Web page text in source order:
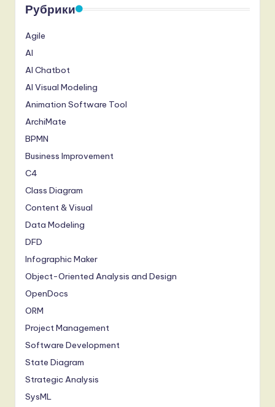
Рубрики
Agile
AI
AI Chatbot
AI Visual Modeling
Animation Software Tool
ArchiMate
BPMN
Business Improvement
C4
Class Diagram
Content & Visual
Data Modeling
DFD
Infographic Maker
Object-Oriented Analysis and Design
OpenDocs
ORM
Project Management
Software Development
State Diagram
Strategic Analysis
SysML